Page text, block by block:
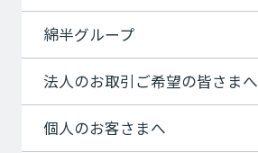
綿半グループ
法人のお取引ご希望の皆さまへ
個人のお客さまへ